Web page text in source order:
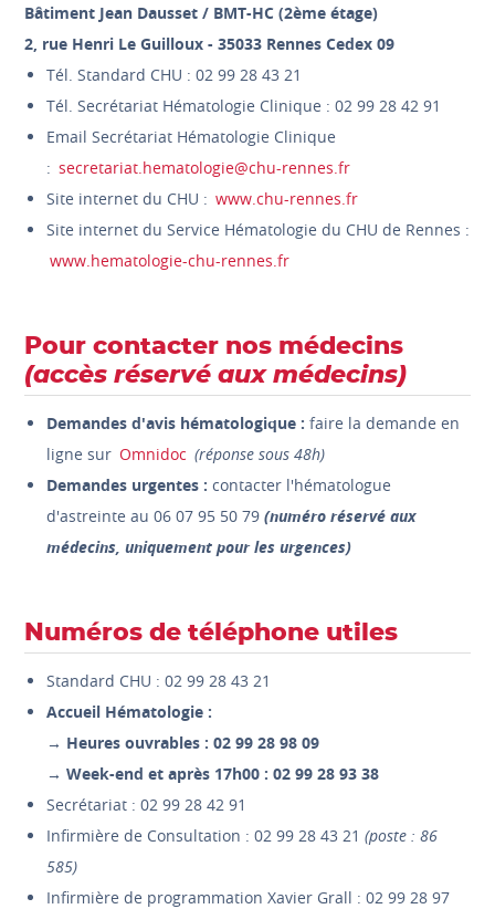
Bâtiment Jean Dausset / BMT-HC (2ème étage)
2, rue Henri Le Guilloux - 35033 Rennes Cedex 09
Tél. Standard CHU : 02 99 28 43 21
Tél. Secrétariat Hématologie Clinique : 02 99 28 42 91
Email Secrétariat Hématologie Clinique
: secretariat.hematologie@chu-rennes.fr
Site internet du CHU : www.chu-rennes.fr
Site internet du Service Hématologie du CHU de Rennes :
www.hematologie-chu-rennes.fr
Pour contacter nos médecins
(accès réservé aux médecins)
Demandes d'avis hématologique : faire la demande en
ligne sur Omnidoc (réponse sous 48h)
Demandes urgentes : contacter l'hématologue
d'astreinte au 06 07 95 50 79(numéro réservé aux
médecins, uniquement pour les urgences)
Numéros de téléphone utiles
Standard CHU : 02 99 28 43 21
Accueil Hématologie :
→ Heures ouvrables : 02 99 28 98 09
→ Week-end et après 17h00 : 02 99 28 93 38
Secrétariat : 02 99 28 42 91
Infirmière de Consultation : 02 99 28 43 21(poste : 86
585)
Infirmière de programmation Xavier Grall : 02 99 28 97